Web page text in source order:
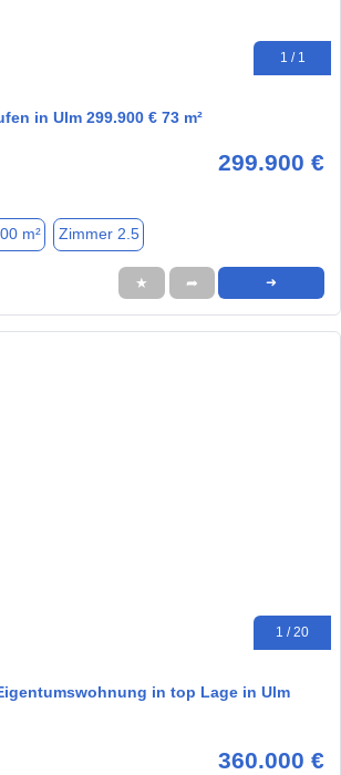
1 / 1
in Ulm 299.900 € 73 m²
299.900 €
m² Zimmer 2.5
★ ➦ ➜
1 / 20
in top Lage in Ulm
360.000 €